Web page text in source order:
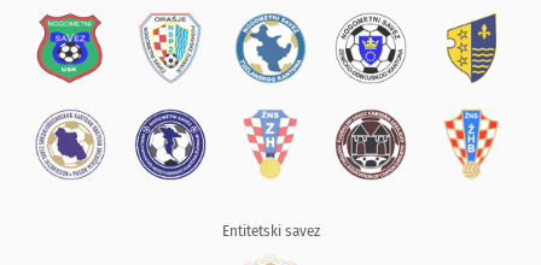
Entitetski savez